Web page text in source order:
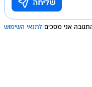
אני מסכים לתנאי השימוש